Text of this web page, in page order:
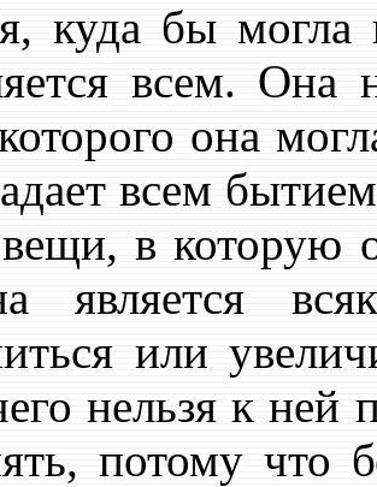
куда бы могла
всем. Она
она
всем
в которую
является
или
нельзя к ней
потому что